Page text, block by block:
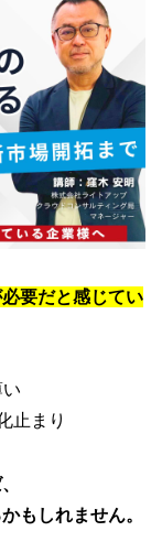
要だと感じてい
止まり
もしれません。